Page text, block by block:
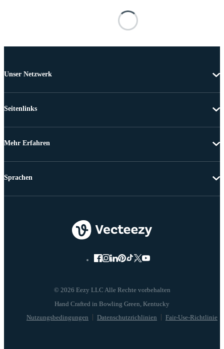
Unser Netzwerk
Seitenlinks
Mehr Erfahren
© 2026 Eezy LLC Alle Rechte vorbehalten
Nutzungsbedingungen Datenschutzrichlinien Fair-Use-Richtlinie
Sprachen